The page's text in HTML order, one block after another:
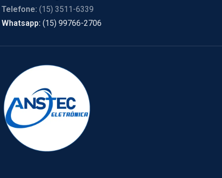
Telefone: (15) 3511-6339
Whatsapp: (15) 99766-2706